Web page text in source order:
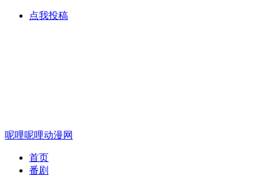
点我投稿
呢哩呢哩动漫网
首页
番剧